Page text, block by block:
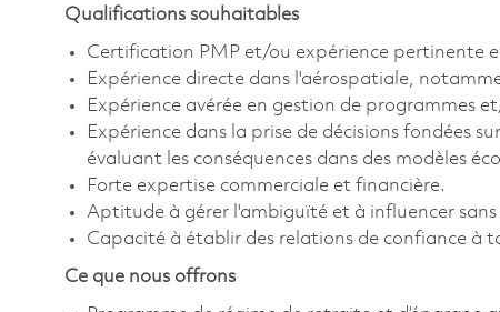
Qualifications souhaitables
Certification PMP et/ou expérience pertinente
Expérience directe dans l'aérospatiale,
Expérience avérée en gestion de programmes
Expérience dans la prise de décisions fondées
évaluant les conséquences dans des modèles
Forte expertise commerciale et financière.
Aptitude à gérer l'ambiguïté et à influencer
Capacité à établir des relations de confiance à
Ce que nous offrons